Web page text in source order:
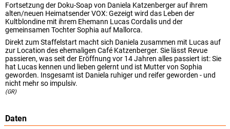
Fortsetzung der Doku-Soap von Daniela Katzenberger auf ihrem
alten/neuen Heimatsender VOX: Gezeigt wird das Leben der
Kultblondine mit ihrem Ehemann Lucas Cordalis und der
gemeinsamen Tochter Sophia auf Mallorca.
Direkt zum Staffelstart macht sich Daniela zusammen mit Lucas auf
zur Location des ehemaligen Café Katzenberger. Sie lässt Revue
passieren, was seit der Eröffnung vor 14 Jahren alles passiert ist: Sie
hat Lucas kennen und lieben gelernt und ist Mutter von Sophia
geworden. Insgesamt ist Daniela ruhiger und reifer geworden - und
nicht mehr so impulsiv.
(GR)
Daten